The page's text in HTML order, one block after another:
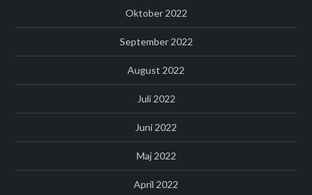
Oktober 2022
September 2022
August 2022
Juli 2022
Juni 2022
Maj 2022
April 2022